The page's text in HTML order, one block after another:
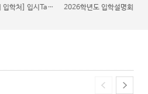
[경희대 입학처] 입시Talk②주제탐구활동,학업태도와 탐구력의 차이점은? 2026학년도 입학설명회